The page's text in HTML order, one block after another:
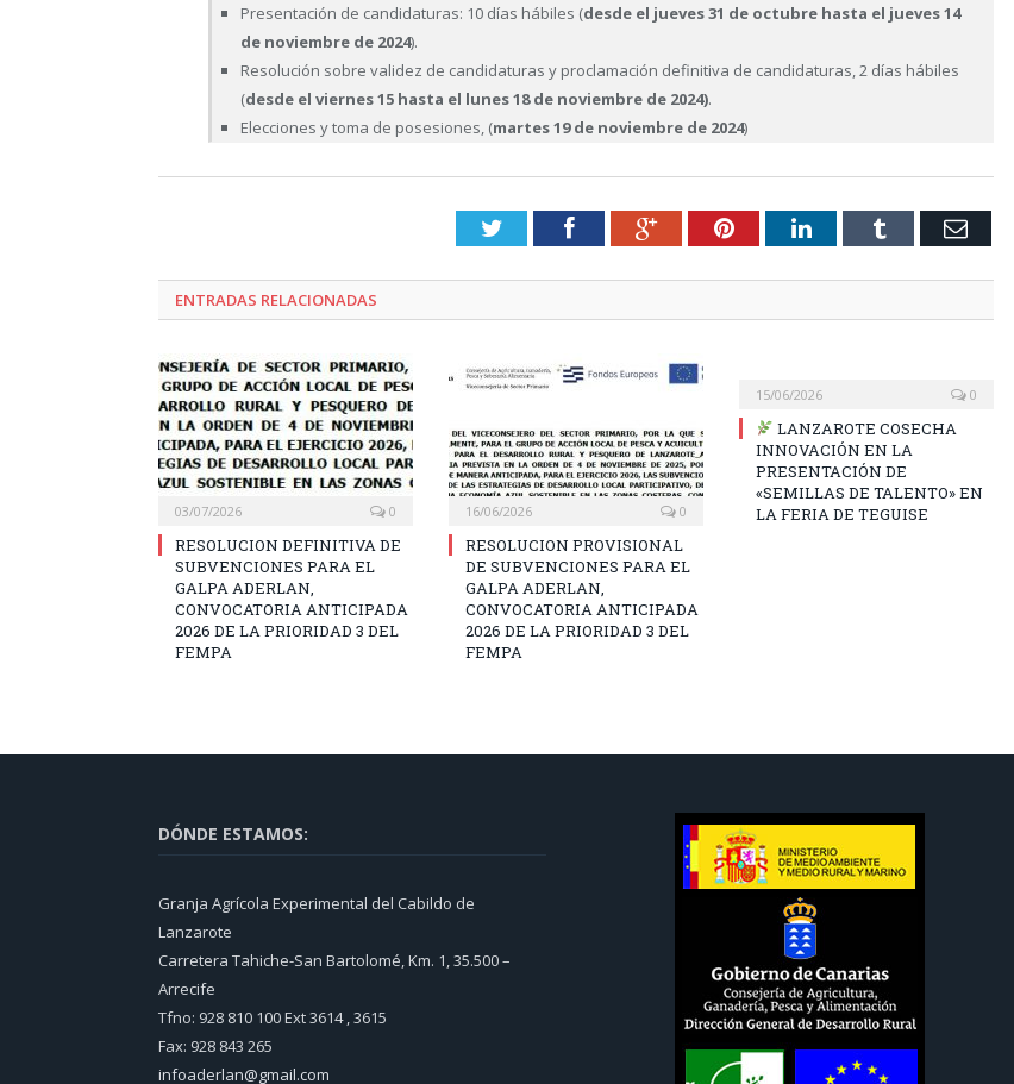
Presentación de candidaturas: 10 días hábiles (desde el jueves 31 de octubre hasta el jueves 14
de noviembre de 2024).
Resolución sobre validez de candidaturas y proclamación definitiva de candidaturas, 2 días hábiles
(desde el viernes 15 hasta el lunes 18 de noviembre de 2024).
Elecciones y toma de posesiones, (martes 19 de noviembre de 2024)
TwitterFacebookGoogle+PinterestLinkedInTumblr Email
ENTRADAS RELACIONADAS
03/07/2026 0
RESOLUCION DEFINITIVA DE
SUBVENCIONES PARA EL
GALPA ADERLAN,
CONVOCATORIA ANTICIPADA
2026 DE LA PRIORIDAD 3 DEL
FEMPA
16/06/2026 0
RESOLUCION PROVISIONAL
DE SUBVENCIONES PARA EL
GALPA ADERLAN,
CONVOCATORIA ANTICIPADA
2026 DE LA PRIORIDAD 3 DEL
FEMPA
15/06/2026 0
LANZAROTE COSECHA
INNOVACIÓN EN LA
PRESENTACIÓN DE
«SEMILLAS DE TALENTO» EN
LA FERIA DE TEGUISE
DÓNDE ESTAMOS:
Granja Agrícola Experimental del Cabildo de
Lanzarote
Carretera Tahiche-San Bartolomé, Km. 1, 35.500 –
Arrecife
Tfno: 928 810 100 Ext 3614 , 3615
Fax: 928 843 265
infoaderlan@gmail.com